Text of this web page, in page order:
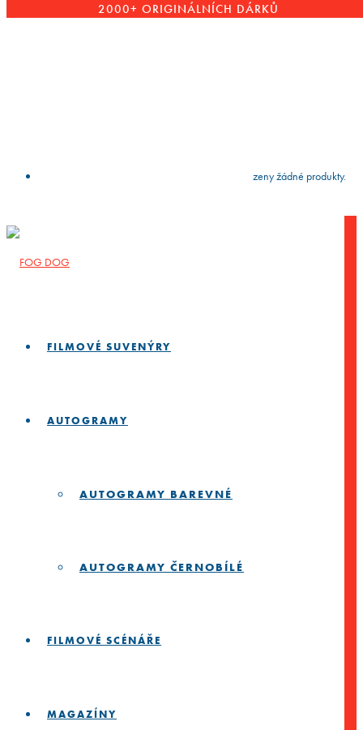
2000+ ORIGINÁLNÍCH DÁRKŮ
FILMOVÉ SUVENÝRY
AUTOGRAMY
AUTOGRAMY BAREVNÉ
AUTOGRAMY ČERNOBÍLÉ
FILMOVÉ SCÉNÁŘE
MAGAZÍNY
press Nebyly nalezeny žádné produkty.